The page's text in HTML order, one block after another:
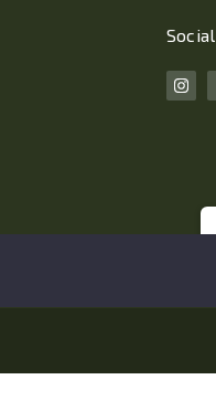
Social